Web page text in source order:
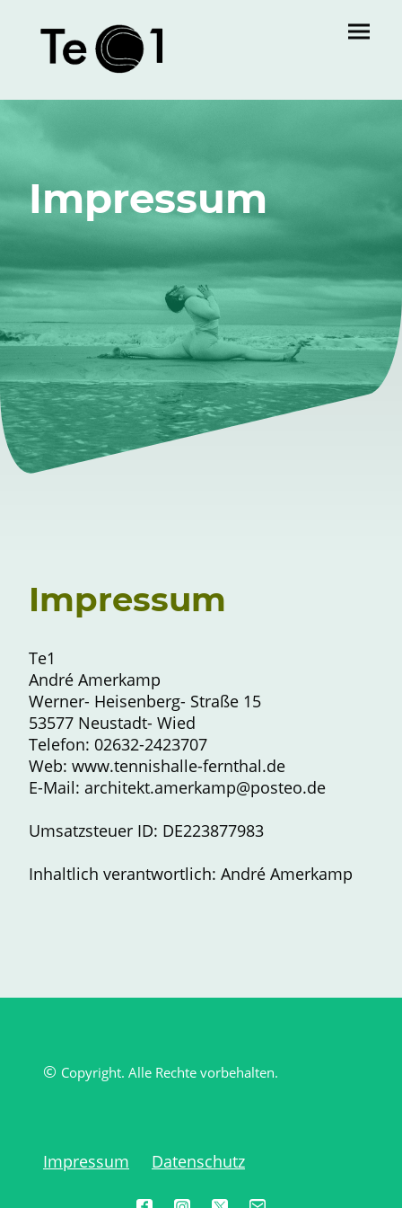
Impressum
Impressum
Te1
André Amerkamp
Werner- Heisenberg- Straße 15
53577 Neustadt- Wied
Telefon: 02632-2423707
Web: www.tennishalle-fernthal.de
E-Mail: architekt.amerkamp@posteo.de
Umsatzsteuer ID: DE223877983
Inhaltlich verantwortlich: André Amerkamp
© Copyright. Alle Rechte vorbehalten.
Impressum Datenschutz